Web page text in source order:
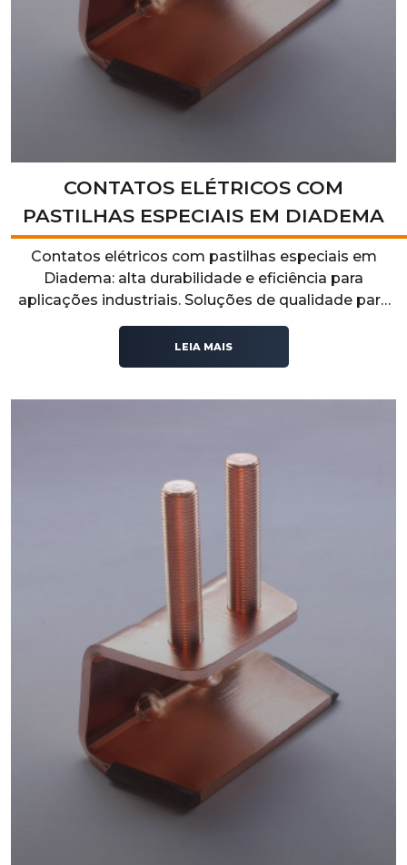
CONTATOS ELÉTRICOS COM
PASTILHAS ESPECIAIS EM DIADEMA
Contatos elétricos com pastilhas especiais em
Diadema: alta durabilidade e eficiência para
aplicações industriais. Soluções de qualidade para
melhor condução elétrica e desempenho.
LEIA MAIS